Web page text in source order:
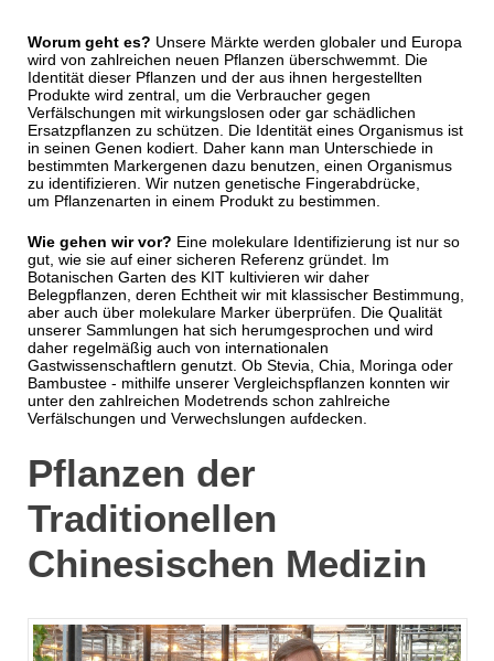
Worum geht es? Unsere Märkte werden globaler und Europa
wird von zahlreichen neuen Pflanzen überschwemmt. Die
Identität dieser Pflanzen und der aus ihnen hergestellten
Produkte wird zentral, um die Verbraucher gegen
Verfälschungen mit wirkungslosen oder gar schädlichen
Ersatzpflanzen zu schützen. Die Identität eines Organismus ist
in seinen Genen kodiert. Daher kann man Unterschiede in
bestimmten Markergenen dazu benutzen, einen Organismus
zu identifizieren. Wir nutzen genetische Fingerabdrücke,
um Pflanzenarten in einem Produkt zu bestimmen.
Wie gehen wir vor? Eine molekulare Identifizierung ist nur so
gut, wie sie auf einer sicheren Referenz gründet. Im
Botanischen Garten des KIT kultivieren wir daher
Belegpflanzen, deren Echtheit wir mit klassischer Bestimmung,
aber auch über molekulare Marker überprüfen. Die Qualität
unserer Sammlungen hat sich herumgesprochen und wird
daher regelmäßig auch von internationalen
Gastwissenschaftlern genutzt. Ob Stevia, Chia, Moringa oder
Bambustee - mithilfe unserer Vergleichspflanzen konnten wir
unter den zahlreichen Modetrends schon zahlreiche
Verfälschungen und Verwechslungen aufdecken.
Pflanzen der
Traditionellen
Chinesischen Medizin